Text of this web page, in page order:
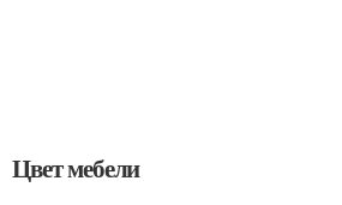
Цвет мебели